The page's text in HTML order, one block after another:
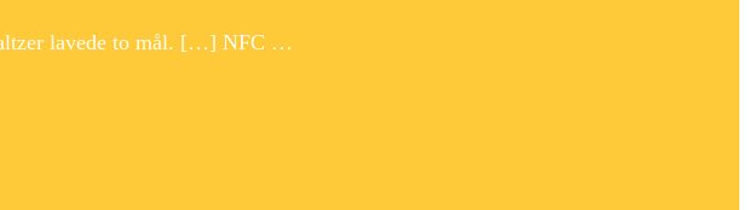
lavede to mål. […] NFC …